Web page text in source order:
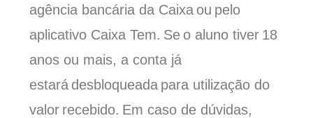
agência bancária da Caixa ou pelo
aplicativo Caixa Tem. Se o aluno tiver 18
anos ou mais, a conta já
estará desbloqueada para utilização do
valor recebido. Em caso de dúvidas,